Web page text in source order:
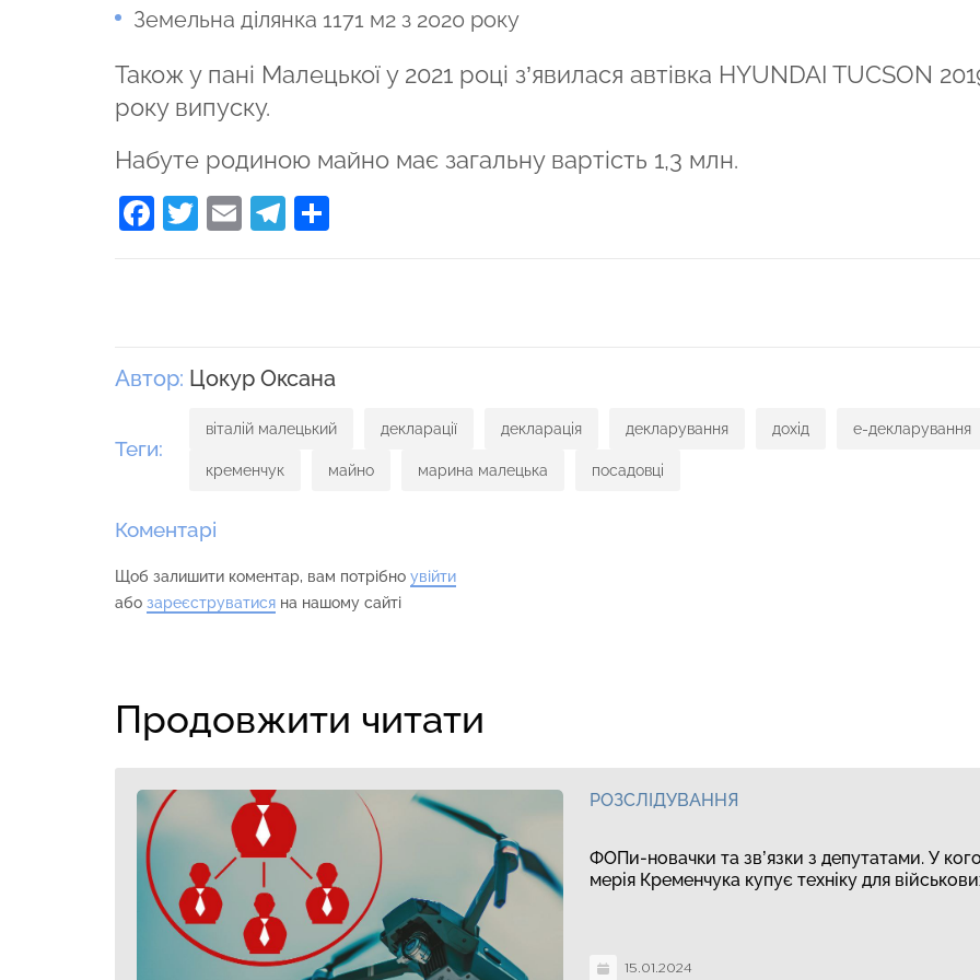
Земельна ділянка 1171 м2 з 2020 року
Також у пані Малецької у 2021 році з’явилася автівка HYUNDAI TUCSON
року випуску.
Набуте родиною майно має загальну вартість 1,3 млн.
Facebook
Twitter
EmailTelegram
Поділитися
Автор: Цокур Оксана
Теги:
віталій малецький декларації декларація декларування дохід е-декларування
кременчук майно марина малецька посадовці
Коментарі
Щоб залишити коментар, вам потрібно увійти
або зареєструватисяна нашому сайті
Продовжити читати
РОЗСЛІДУВАННЯ
ФОПи-новачки та зв’язки з депутатами. У
мерія Кременчука купує техніку для
15.01.2024